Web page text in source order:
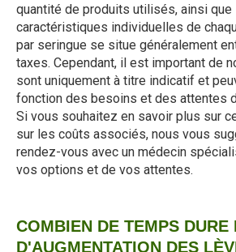
quantité de produits utilisés, ainsi que
caractéristiques individuelles de
par seringue se situe généralement
taxes. Cependant, il est important de
sont uniquement à titre indicatif et
fonction des besoins et des attentes
Si vous souhaitez en savoir plus sur
sur les coûts associés, nous vous
rendez-vous avec un médecin
vos options et de vos attentes.
COMBIEN DE TEMPS DURE
D'AUGMENTATION DES